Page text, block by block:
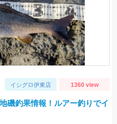
イシグロ伊東店 1360 view
磯釣果情報！ルアー釣りでイ